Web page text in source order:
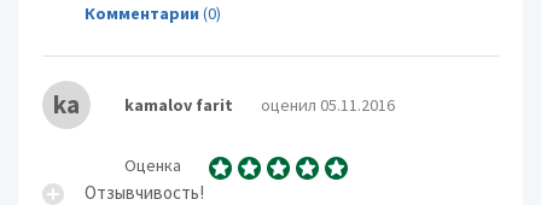
Комментарии (0)
ka kamalov farit оценил 05.11.2016
Оценка
Отзывчивость!